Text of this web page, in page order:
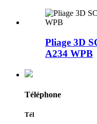
Pliage 3D
A234 WPB
Téléphone
Tél